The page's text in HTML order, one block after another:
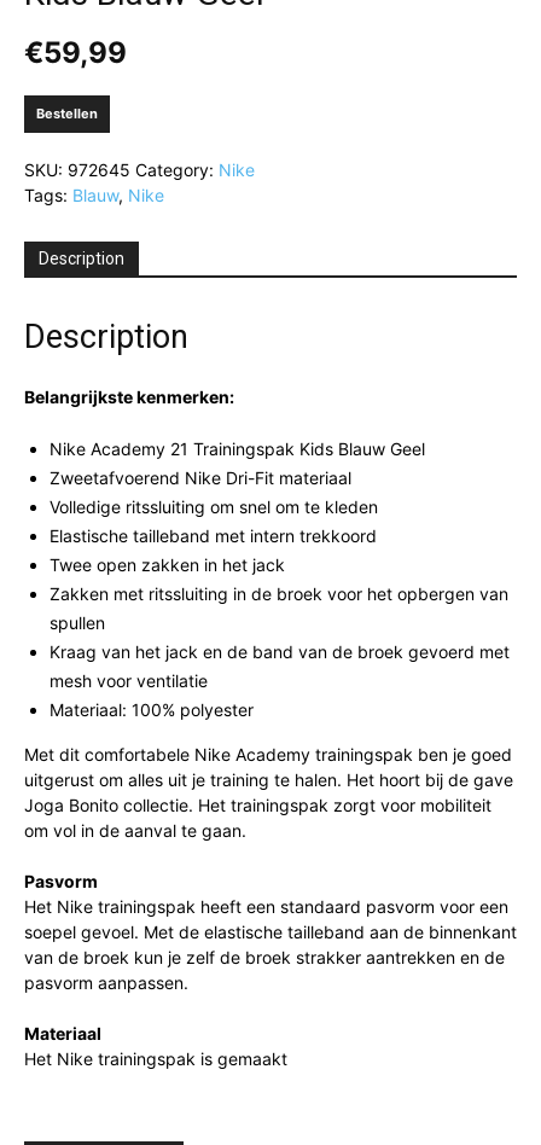
€59,99
Bestellen
SKU: 972645 Category: Nike
Tags: Blauw, Nike
Description
Description
Belangrijkste kenmerken:
Nike Academy 21 Trainingspak Kids Blauw Geel
Zweetafvoerend Nike Dri-Fit materiaal
Volledige ritssluiting om snel om te kleden
Elastische tailleband met intern trekkoord
Twee open zakken in het jack
Zakken met ritssluiting in de broek voor het opbergen van
spullen
Kraag van het jack en de band van de broek gevoerd met
mesh voor ventilatie
Materiaal: 100% polyester
Met dit comfortabele Nike Academy trainingspak ben je goed
uitgerust om alles uit je training te halen. Het hoort bij de gave
Joga Bonito collectie. Het trainingspak zorgt voor mobiliteit
om vol in de aanval te gaan.
Pasvorm
Het Nike trainingspak heeft een standaard pasvorm voor een
soepel gevoel. Met de elastische tailleband aan de binnenkant
van de broek kun je zelf de broek strakker aantrekken en de
pasvorm aanpassen.
Materiaal
Het Nike trainingspak is gemaakt